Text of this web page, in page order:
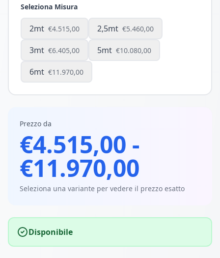
Seleziona Misura
2mt €4.515,00 2,5mt €5.460,00
3mt €6.405,00 5mt €10.080,00
6mt €11.970,00
Prezzo da
€4.515,00 -
€11.970,00
Seleziona una variante per vedere il prezzo esatto
Disponibile